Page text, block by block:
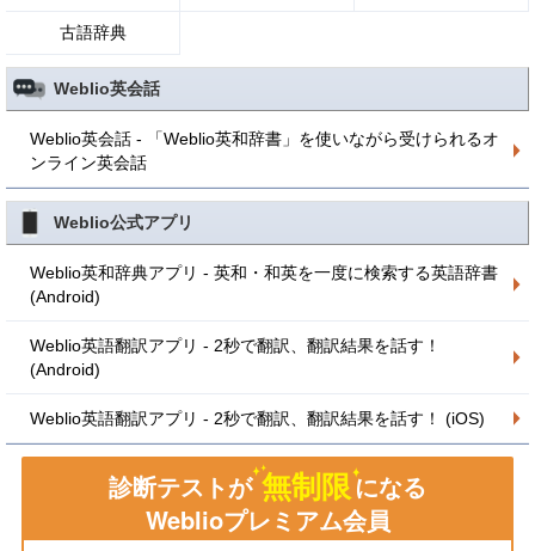
古語辞典
Weblio英会話
Weblio英会話 - 「Weblio英和辞書」を使いながら受けられるオ
ンライン英会話
Weblio公式アプリ
Weblio英和辞典アプリ - 英和・和英を一度に検索する英語辞書
(Android)
Weblio英語翻訳アプリ - 2秒で翻訳、翻訳結果を話す！
(Android)
Weblio英語翻訳アプリ - 2秒で翻訳、翻訳結果を話す！ (iOS)
診断テストが 無制限になる
Weblioプレミアム会員